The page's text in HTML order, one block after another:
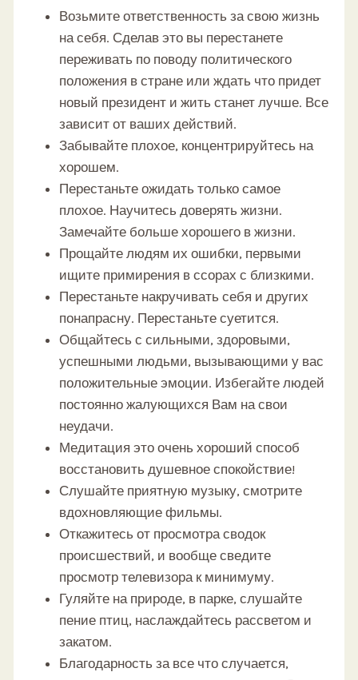
Возьмите ответственность за свою жизнь
на себя. Сделав это вы перестанете
переживать по поводу политического
положения в стране или ждать что придет
новый президент и жить станет лучше. Все
зависит от ваших действий.
Забывайте плохое, концентрируйтесь на
хорошем.
Перестаньте ожидать только самое
плохое. Научитесь доверять жизни.
Замечайте больше хорошего в жизни.
Прощайте людям их ошибки, первыми
ищите примирения в ссорах с близкими.
Перестаньте накручивать себя и других
понапрасну. Перестаньте суетится.
Общайтесь с сильными, здоровыми,
успешными людьми, вызывающими у вас
положительные эмоции. Избегайте людей
постоянно жалующихся Вам на свои
неудачи.
Медитация это очень хороший способ
восстановить душевное спокойствие!
Слушайте приятную музыку, смотрите
вдохновляющие фильмы.
Откажитесь от просмотра сводок
происшествий, и вообще сведите
просмотр телевизора к минимуму.
Гуляйте на природе, в парке, слушайте
пение птиц, наслаждайтесь рассветом и
закатом.
Благодарность за все что случается,